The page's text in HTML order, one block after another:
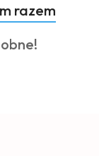
razem